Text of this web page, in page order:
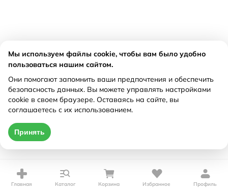
Главная Каталог Корзина Избранное Профиль
Мы используем файлы cookie, чтобы вам было удобно
пользоваться нашим сайтом.
Они помогают запомнить ваши предпочтения и обеспечить
безопасность данных. Вы можете управлять настройками
cookie в своем браузере. Оставаясь на сайте, вы
соглашаетесь с их использованием.
Принять